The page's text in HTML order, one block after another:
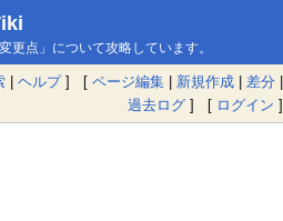
更点」について攻略しています。
| ヘルプ] [ ページ編集 | 新規作成 | 差分 |
過去ログ ] [ ログイン ]